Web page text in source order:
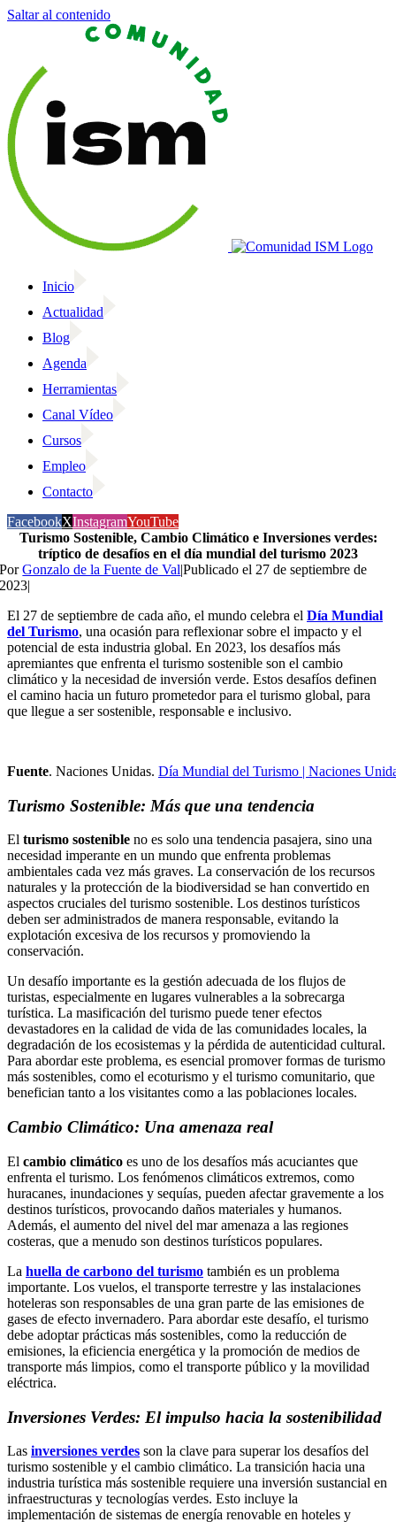
Saltar al contenido
Inicio
Actualidad
Blog
Agenda
Herramientas
Canal Vídeo
Cursos
Empleo
Contacto
FacebookXInstagramYouTube
Turismo Sostenible, Cambio Climático e Inversiones verdes:
tríptico de desafíos en el día mundial del turismo 2023
PorGonzalo de la Fuente de Val|Publicado el 27 de septiembre de
2023|
El 27 de septiembre de cada año, el mundo celebra el Día Mundial
del Turismo, una ocasión para reflexionar sobre el impacto y el
potencial de esta industria global. En 2023, los desafíos más
apremiantes que enfrenta el turismo sostenible son el cambio
climático y la necesidad de inversión verde. Estos desafíos definen
el camino hacia un futuro prometedor para el turismo global, para
que llegue a ser sostenible, responsable e inclusivo.
Fuente. Naciones Unidas. Día Mundial del Turismo | Naciones
Turismo Sostenible: Más que una tendencia
El turismo sostenible no es solo una tendencia pasajera, sino una
necesidad imperante en un mundo que enfrenta problemas
ambientales cada vez más graves. La conservación de los recursos
naturales y la protección de la biodiversidad se han convertido en
aspectos cruciales del turismo sostenible. Los destinos turísticos
deben ser administrados de manera responsable, evitando la
explotación excesiva de los recursos y promoviendo la
conservación.
Un desafío importante es la gestión adecuada de los flujos de
turistas, especialmente en lugares vulnerables a la sobrecarga
turística. La masificación del turismo puede tener efectos
devastadores en la calidad de vida de las comunidades locales, la
degradación de los ecosistemas y la pérdida de autenticidad cultural.
Para abordar este problema, es esencial promover formas de turismo
más sostenibles, como el ecoturismo y el turismo comunitario, que
benefician tanto a los visitantes como a las poblaciones locales.
Cambio Climático: Una amenaza real
El cambio climático es uno de los desafíos más acuciantes que
enfrenta el turismo. Los fenómenos climáticos extremos, como
huracanes, inundaciones y sequías, pueden afectar gravemente a los
destinos turísticos, provocando daños materiales y humanos.
Además, el aumento del nivel del mar amenaza a las regiones
costeras, que a menudo son destinos turísticos populares.
La huella de carbono del turismo también es un problema
importante. Los vuelos, el transporte terrestre y las instalaciones
hoteleras son responsables de una gran parte de las emisiones de
gases de efecto invernadero. Para abordar este desafío, el turismo
debe adoptar prácticas más sostenibles, como la reducción de
emisiones, la eficiencia energética y la promoción de medios de
transporte más limpios, como el transporte público y la movilidad
eléctrica.
Inversiones Verdes: El impulso hacia la sostenibilidad
Las inversiones verdes son la clave para superar los desafíos del
turismo sostenible y el cambio climático. La transición hacia una
industria turística más sostenible requiere una inversión sustancial en
infraestructuras y tecnologías verdes. Esto incluye la
implementación de sistemas de energía renovable en hoteles y